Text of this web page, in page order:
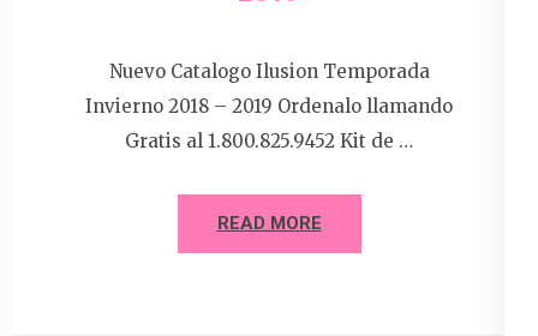
Nuevo Catalogo Ilusion Temporada
Invierno 2018 – 2019 Ordenalo llamando
Gratis al 1.800.825.9452 Kit de …
READ MORE